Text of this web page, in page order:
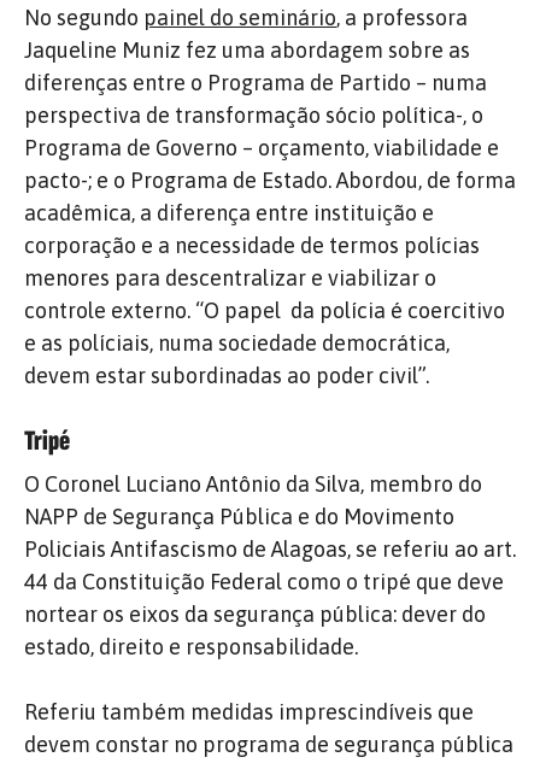
No segundo painel do seminário, a professora
Jaqueline Muniz fez uma abordagem sobre as
diferenças entre o Programa de Partido – numa
perspectiva de transformação sócio política-, o
Programa de Governo – orçamento, viabilidade e
pacto-; e o Programa de Estado. Abordou, de forma
acadêmica, a diferença entre instituição e
corporação e a necessidade de termos polícias
menores para descentralizar e viabilizar o
controle externo. “O papel da polícia é coercitivo
e as políciais, numa sociedade democrática,
devem estar subordinadas ao poder civil”.
Tripé
O Coronel Luciano Antônio da Silva, membro do
NAPP de Segurança Pública e do Movimento
Policiais Antifascismo de Alagoas, se referiu ao art.
44 da Constituição Federal como o tripé que deve
nortear os eixos da segurança pública: dever do
estado, direito e responsabilidade.
Referiu também medidas imprescindíveis que
devem constar no programa de segurança pública